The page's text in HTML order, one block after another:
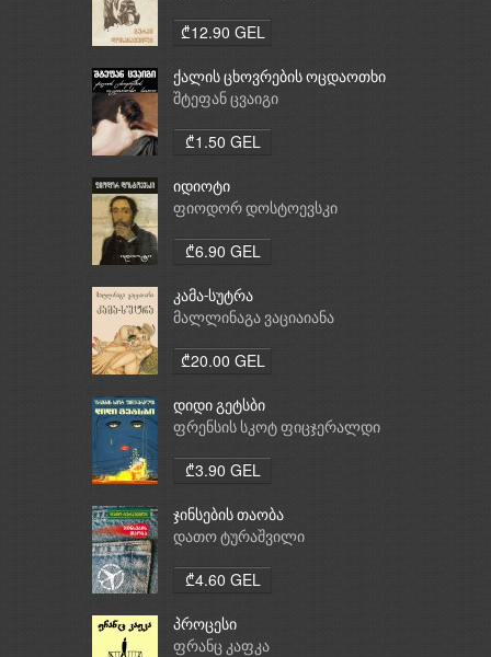
₾12.90 GEL
ქალის ცხოვრების ოცდაოთხი
საათი
შტეფან ცვაიგი
₾1.50 GEL
იდიოტი
ფიოდორ დოსტოევსკი
₾6.90 GEL
კამა-სუტრა
მალლინაგა ვაციაიანა
₾20.00 GEL
დიდი გეტსბი
ფრენსის სკოტ ფიცჯერალდი
₾3.90 GEL
ჯინსების თაობა
დათო ტურაშვილი
₾4.60 GEL
პროცესი
ფრანც კაფკა